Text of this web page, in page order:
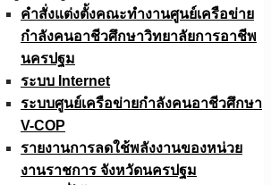
คำสั่งแต่งตั้งคณะทำงานศูนย์เครือข่าย
กำลังคนอาชีวศึกษาวิทยาลัยการอาชีพ
นครปฐม
ระบบ Internet
ระบบศูนย์เครือข่ายกำลังคนอาชีวศึกษา
V-COP
รายงานการลดใช้พลังงานของหน่วย
งานราชการ จังหวัดนครปฐม